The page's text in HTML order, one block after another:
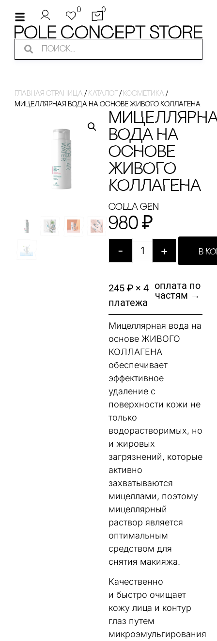
0 0
Главная страница / Каталог / косметика /
МИЦЕЛЛЯРНАЯ ВОДА НА ОсНОВЕ ЖИВОГО КОЛЛАГЕНА
ВОДА НА
ОсНОВЕ
ЖИВОГО
КОЛЛАГЕНА
cOLLA GEN
980 ₽
- + В
245 ₽ × 4
платежа
оплата по
частям →
Мицеллярная вода на
основе ЖИВОГО
КОЛЛАГЕНА
обеспечивает
эффективное
удаление с
поверхности кожи не
только
водорастворимых, но
и жировых
загрязнений, которые
активно
захватываются
мицеллами, поэтому
мицеллярный
раствор является
оптимальным
средством для
снятия макияжа.
Качественно
и быстро очищает
кожу лица и контур
глаз путем
микроэмульгирования